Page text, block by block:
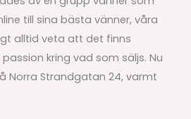
till sina bästa vänner, våra
alltid veta att det finns
kring vad som säljs. Nu
Norra Strandgatan 24, varmt